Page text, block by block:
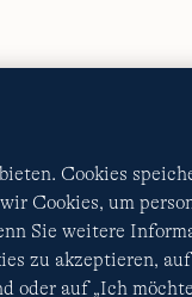
Cookies
Cookies, um
Sie weitere
zu akzeptieren,
oder auf „Ich möchte